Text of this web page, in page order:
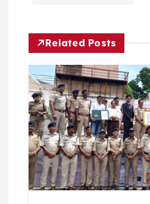
v
g
a
t
Related Posts